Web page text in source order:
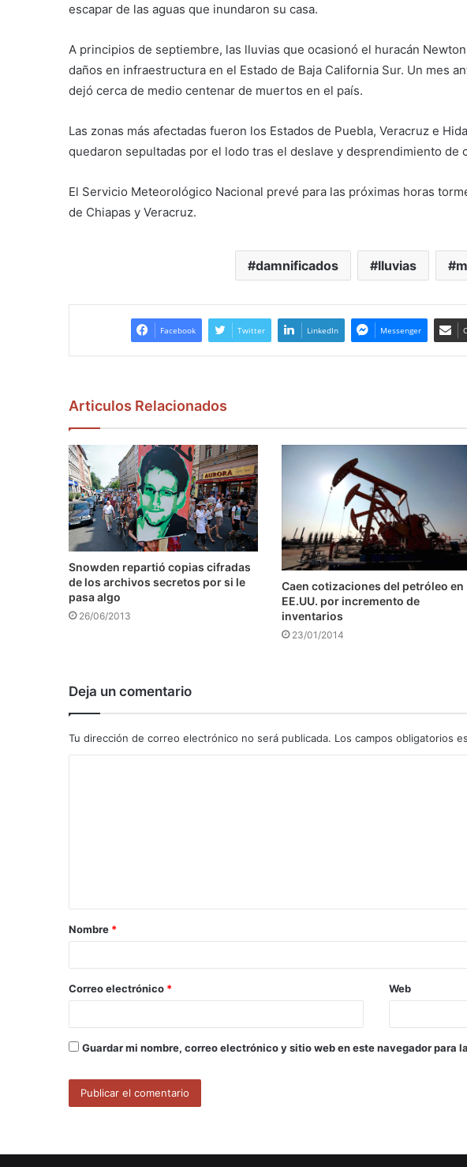
escapar de las aguas que inundaron su casa.
A principios de septiembre, las lluvias que ocasionó el huracán
daños en infraestructura en el Estado de Baja California Sur. Un mes
dejó cerca de medio centenar de muertos en el país.
Las zonas más afectadas fueron los Estados de Puebla, Veracruz e
quedaron sepultadas por el lodo tras el deslave y desprendimiento de
El Servicio Meteorológico Nacional prevé para las próximas horas
de Chiapas y Veracruz.
damnificados lluvias
Facebook Twitter LinkedIn Messenger
Articulos Relacionados
Snowden repartió copias cifradas
de los archivos secretos por si le
pasa algo
26/06/2013
Caen cotizaciones del petróleo en
EE.UU. por incremento de
inventarios
23/01/2014
Deja un comentario
Tu dirección de correo electrónico no será publicada. Los campos obligatorios
a
r
*
Nombre *
Correo electrónico * Web
Guardar mi nombre, correo electrónico y sitio web en este navegador para